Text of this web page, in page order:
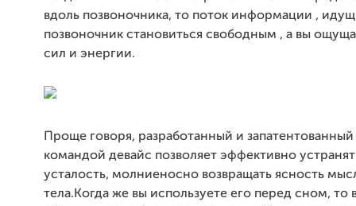
вдоль позвоночника, то поток информации ,
позвоночник становиться свободным , а вы
сил и энергии.
Проще говоря, разработанный и
командой девайс позволяет эффективно
усталость, молниеносно возвращать ясность
тела.Когда же вы используете его перед сном, то